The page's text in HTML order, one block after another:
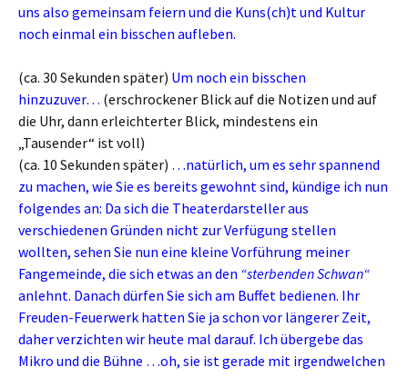
uns also gemeinsam feiern und die Kuns(ch)t und Kultur
noch einmal ein bisschen aufleben.
(ca. 30 Sekunden später) Um noch ein bisschen
hinzuzuver… (erschrockener Blick auf die Notizen und auf
die Uhr, dann erleichterter Blick, mindestens ein
„Tausender“ ist voll)
(ca. 10 Sekunden später) …natürlich, um es sehr spannend
zu machen, wie Sie es bereits gewohnt sind, kündige ich nun
folgendes an: Da sich die Theaterdarsteller aus
verschiedenen Gründen nicht zur Verfügung stellen
wollten, sehen Sie nun eine kleine Vorführung meiner
Fangemeinde, die sich etwas an den “sterbenden Schwan“
anlehnt. Danach dürfen Sie sich am Buffet bedienen. Ihr
Freuden-Feuerwerk hatten Sie ja schon vor längerer Zeit,
daher verzichten wir heute mal darauf. Ich übergebe das
Mikro und die Bühne …oh, sie ist gerade mit irgendwelchen